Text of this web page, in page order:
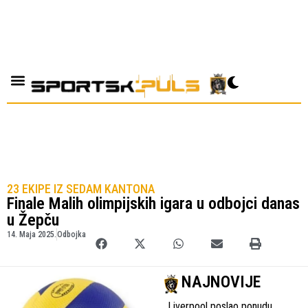
23 EKIPE IZ SEDAM KANTONA
Finale Malih olimpijskih igara u odbojci danas
u Žepču
14. Maja 2025.Odbojka
NAJNOVIJE